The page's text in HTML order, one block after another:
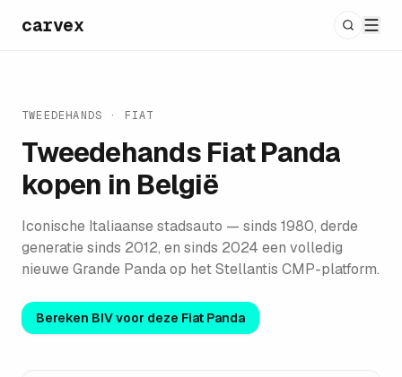
carvex
TWEEDEHANDS · FIAT
Tweedehands Fiat Panda
kopen in België
Iconische Italiaanse stadsauto — sinds 1980, derde
generatie sinds 2012, en sinds 2024 een volledig
nieuwe Grande Panda op het Stellantis CMP-platform.
Bereken BIV voor deze Fiat Panda